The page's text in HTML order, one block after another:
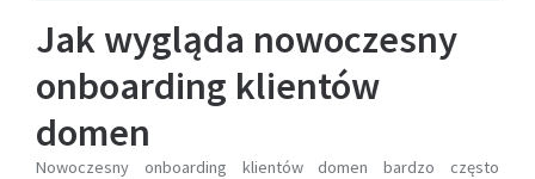
Jak wygląda nowoczesny
onboarding klientów
domen
Nowoczesny onboarding klientów domen bardzo często